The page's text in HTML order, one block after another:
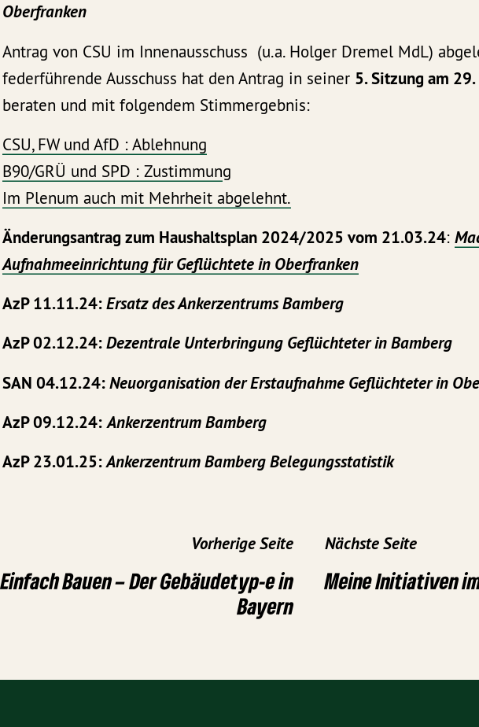
Oberfranken
Antrag von CSU im Innenausschuss (u.a. Holger Dremel MdL)
federführende Ausschuss hat den Antrag in seiner 5. Sitzung am
beraten und mit folgendem Stimmergebnis:
CSU, FW und AfD : Ablehnung
B90/GRÜ und SPD : Zustimmung
Im Plenum auch mit Mehrheit abgelehnt.
Änderungsantrag zum Haushaltsplan 2024/2025 vom 21.03.24:
Aufnahmeeinrichtung für Geflüchtete in Oberfranken
AzP 11.11.24:Ersatz des Ankerzentrums Bamberg
AzP 02.12.24:Dezentrale Unterbringung Geflüchteter in Bamberg
SAN 04.12.24:Neuorganisation der Erstaufnahme Geflüchteter in
AzP 09.12.24: Ankerzentrum Bamberg
AzP 23.01.25:Ankerzentrum Bamberg Belegungsstatistik
Vorherige Seite
Einfach Bauen – Der Gebäudetyp-e in
Bayern
Nächste Seite
Meine Initiativen